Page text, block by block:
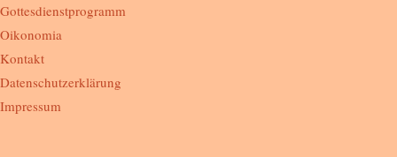
Gottesdienstprogramm
Oikonomia
Kontakt
Datenschutzerklärung
Impressum